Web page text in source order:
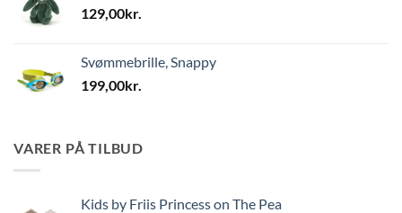
129,00kr.
Svømmebrille, Snappy
199,00kr.
VARER PÅ TILBUD
Kids by Friis Princess on The Pea